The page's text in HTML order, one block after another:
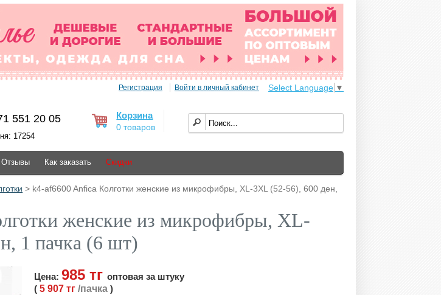
Регистрация Войти в личный кабинет Select Language ▼
551 20 05
17254
Корзина
0 товаров
Отзывы Как заказать Скидки
> k4-af6600 Anfica Колготки женские из микрофибры, XL-3XL (52-56), 600 ден,
женские из микрофибры, XL-
1 пачка (6 шт)
Цена:985 тгоптовая за штуку
(5 907 тг/пачка)